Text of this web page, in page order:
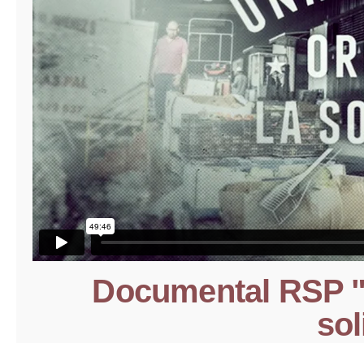
Documental RSP